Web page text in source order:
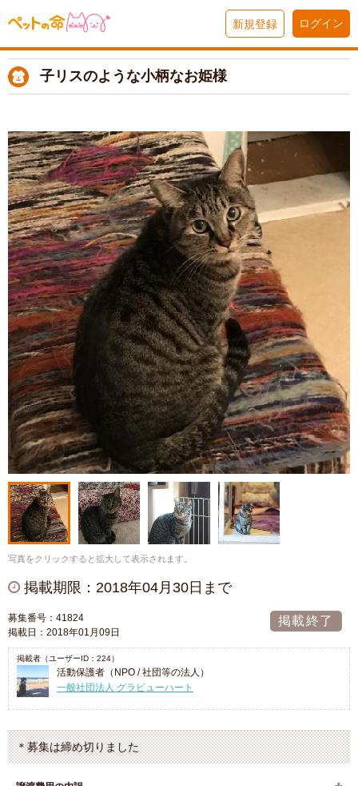
新規登録 ログイン
子リスのような小柄なお姫様
写真をクリックすると拡大して表示されます。
掲載期限：2018年04月30日まで
募集番号：41824
掲載日：2018年01月09日
掲載終了
掲載者（ユーザーID：224）
活動保護者（NPO / 社団等の法人）
一般社団法人 グラビューハート
＊募集は締め切りました